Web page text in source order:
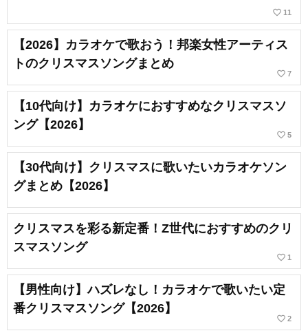
favorite_border 11
【2026】カラオケで歌おう！邦楽女性アーティス
トのクリスマスソングまとめ
favorite_border 7
【10代向け】カラオケにおすすめなクリスマスソ
ング【2026】
favorite_border 5
【30代向け】クリスマスに歌いたいカラオケソン
グまとめ【2026】
クリスマスを彩る新定番！Z世代におすすめのクリ
スマスソング
favorite_border 1
【男性向け】ハズレなし！カラオケで歌いたい定
番クリスマスソング【2026】
favorite_border 2